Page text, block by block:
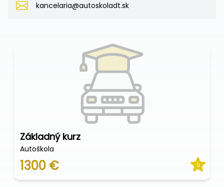
kancelaria@autoskoladt.sk
Základný kurz
Autoškola
1300 € 0